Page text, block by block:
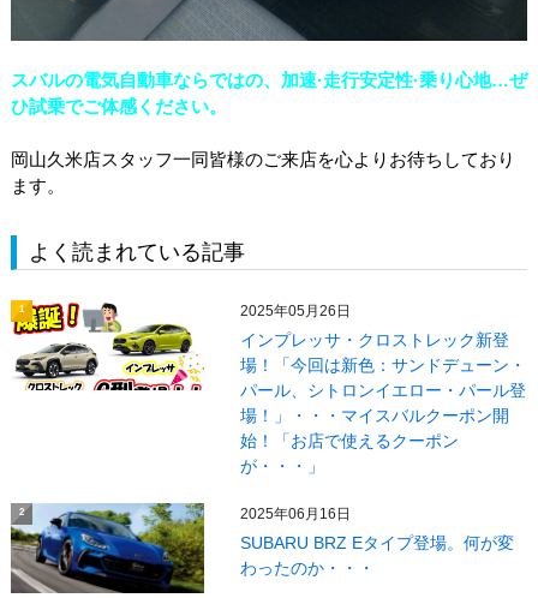
スバルの電気自動車ならではの、加速·走行安定性·乗り心地…ぜ
ひ試乗でご体感ください。
岡山久米店スタッフ一同皆様のご来店を心よりお待ちしており
ます。
よく読まれている記事
1 2025年05月26日
インプレッサ・クロストレック新登
場！「今回は新色：サンドデューン・
パール、シトロンイエロー・パール登
場！」・・・マイスバルクーポン開
始！「お店で使えるクーポン
が・・・」
2 2025年06月16日
SUBARU BRZ Eタイプ登場。何が変
わったのか・・・